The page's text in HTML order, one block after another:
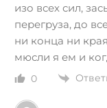
изо всех сил,
перегруза, до
ни конца ни
мюсли я ем и
0